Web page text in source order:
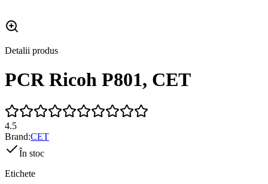
Detalii produs
PCR Ricoh P801, CET
4.5
Brand:CET
În stoc
Etichete